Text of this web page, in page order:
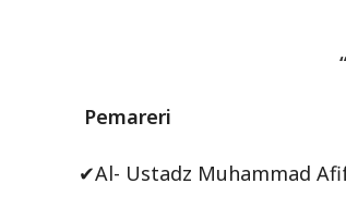
Pemareri
✔Al- Ustadz Muhammad